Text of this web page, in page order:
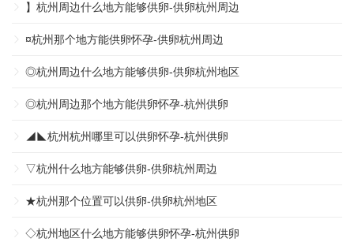
】杭州周边什么地方能够供卵-供卵杭州周边
¤杭州那个地方能供卵怀孕-供卵杭州周边
◎杭州周边什么地方能够供卵-供卵杭州地区
◎杭州周边那个地方能供卵怀孕-杭州供卵
◢◣杭州杭州哪里可以供卵怀孕-杭州供卵
▽杭州什么地方能够供卵-供卵杭州周边
★杭州那个位置可以供卵-供卵杭州地区
◇杭州地区什么地方能够供卵怀孕-杭州供卵